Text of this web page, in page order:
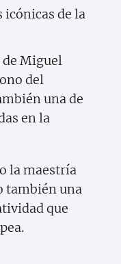
icónicas de la
de Miguel
del
una de
en la
la maestría
también una
que